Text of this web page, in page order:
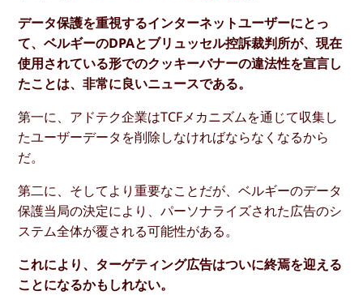
データ保護を重視するインターネットユーザーにとっ
て、ベルギーのDPAとブリュッセル控訴裁判所が、現在
使用されている形でのクッキーバナーの違法性を宣言し
たことは、非常に良いニュースである。
第一に、アドテク企業はTCFメカニズムを通じて収集し
たユーザーデータを削除しなければならなくなるから
だ。
第二に、そしてより重要なことだが、ベルギーのデータ
保護当局の決定により、パーソナライズされた広告のシ
ステム全体が覆される可能性がある。
これにより、ターゲティング広告はついに終焉を迎える
ことになるかもしれない。